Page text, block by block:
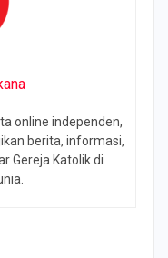
online independen,
berita, informasi,
Gereja Katolik di